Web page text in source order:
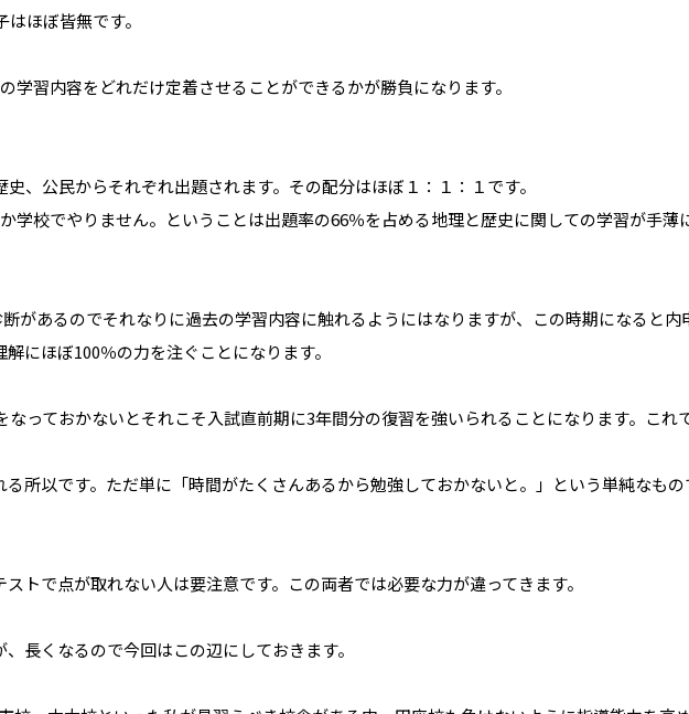
ほぼ皆無です。
学習内容をどれだけ定着させることができるかが勝負になります。
、公民からそれぞれ出題されます。その配分はほぼ１：１：１です。
学校でやりません。ということは出題率の66％を占める地理と歴史に関しての学習が手薄
があるのでそれなりに過去の学習内容に触れるようにはなりますが、この時期になると内
にほぼ100％の力を注ぐことになります。
なっておかないとそれこそ入試直前期に3年間分の復習を強いられることになります。これ
所以です。ただ単に「時間がたくさんあるから勉強しておかないと。」という単純なも
トで点が取れない人は要注意です。この両者では必要な力が違ってきます。
長くなるので今回はこの辺にしておきます。